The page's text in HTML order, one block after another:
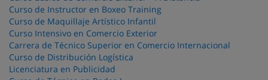
Curso de Instructor en Boxeo Training
Curso de Maquillaje Artístico Infantil
Curso Intensivo en Comercio Exterior
Carrera de Técnico Superior en Comercio Internacional
Curso de Distribución Logística
Licenciatura en Publicidad